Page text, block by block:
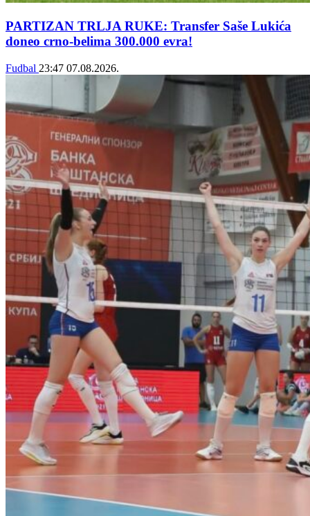
PARTIZAN TRLJA RUKE: Transfer Saše Lukića
doneo crno-belima 300.000 evra!
Fudbal 23:47 07.08.2026.